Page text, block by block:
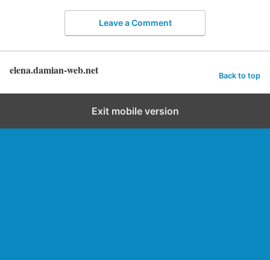
Leave a Comment
elena.damian-web.net Back to top
Exit mobile version